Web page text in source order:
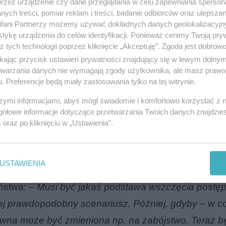
Prokuratury Okręgowej w Olsztynie Krzysztof
czynności identyfikujących, potwierdzono,
w dniu 18 sierpnia 2019 r. uczestniczył w
śledztwo z art. 177§2 kk”. Sprawę skomentował
–Musi być jakaś podstawa wszczęcia
prawdopodobny scenariusz. Później, gdyby – w
może być zmieniona np. na zabójstwo. Teraz
treści, pomiar reklam i treści, badanie odbiorców oraz
Partnerzy możemy używać dokładnych danych
urządzenia do celów identyfikacji. Ponieważ cenimy Twoją
tych technologii poprzez kliknięcie „Akceptuję”. Zgoda jest
przycisk ustawień prywatności znajdujący się w lewym
danych nie wymagają zgody użytkownika, ale masz
Preferencje będą miały zastosowania tylko na tej witrynie.
informacjami, abyś mógł świadomie i komfortowo korzystać z
informacje dotyczące przetwarzania Twoich danych
oraz po kliknięciu w „Ustawienia”.
USTAWIENIA